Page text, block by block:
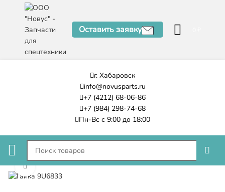
Оставить заявку
г. Хабаровск
info@novusparts.ru
+7 (4212) 68-06-86
+7 (984) 298-74-68
Пн-Вс с 9:00 до 18:00
Нажмите, чтобы увеличить